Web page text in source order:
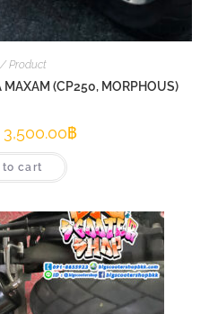
Product
(CP250, MORPHOUS)
3,500.00฿
to cart